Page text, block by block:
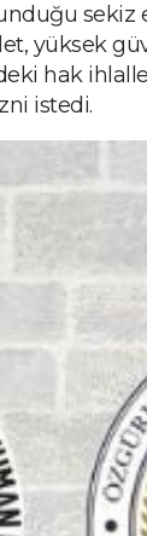
sekiz
yüksek
hak
istedi.